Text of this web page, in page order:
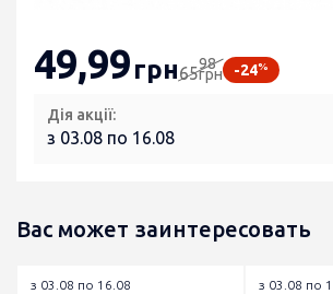
49,99грн6598
грн -24%
Дія акції:
з 03.08 по 16.08
Вас может заинтересовать
з 03.08 по 16.08 з 03.08 по